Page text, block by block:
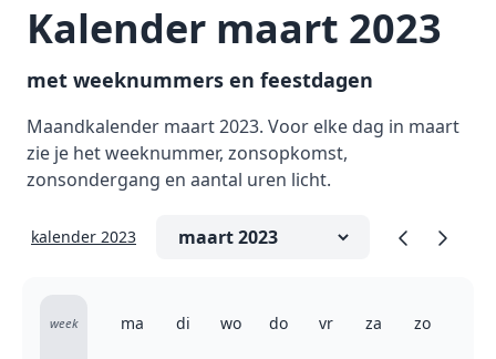
Kalender maart 2023
met weeknummers en feestdagen
Maandkalender maart 2023. Voor elke dag in maart
zie je het weeknummer, zonsopkomst,
zonsondergang en aantal uren licht.
kalender 2023
week ma di wo do vr za zo